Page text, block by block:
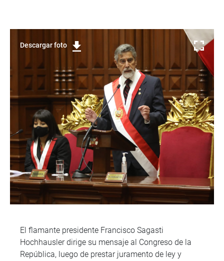
Descargar foto
El flamante presidente Francisco Sagasti
Hochhausler dirige su mensaje al Congreso de la
República, luego de prestar juramento de ley y